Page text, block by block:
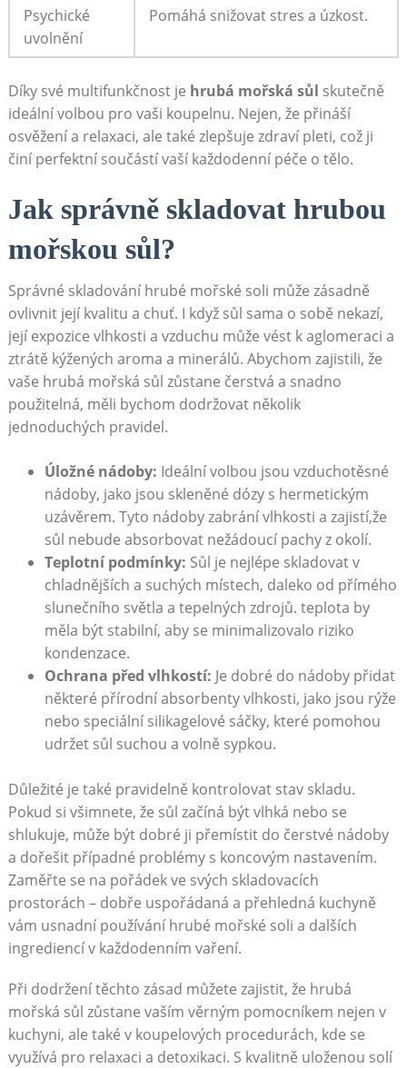
Psychické
uvolnění
Pomáhá snižovat stres a‌ úzkost.
Díky své ⁢multifunkčnost je hrubá ‌mořská sůl skutečně
ideální volbou pro vaši koupelnu. Nejen, že přináší
osvěžení‌ a relaxaci, ale také zlepšuje zdraví pleti, což ji
činí perfektní​ součástí vaší každodenní ‌péče o tělo.
Jak správně skladovat ‌hrubou
mořskou sůl?
Správné skladování hrubé mořské‌ soli může⁤ zásadně
ovlivnit její kvalitu a chuť. I když sůl sama o sobě nekazí,
její expozice vlhkosti a vzduchu‍ může vést ‌k aglomeraci a
ztrátě kýžených aroma a minerálů. Abychom zajistili, že
vaše hrubá mořská sůl zůstane čerstvá a snadno
použitelná, měli bychom dodržovat několik
jednoduchých pravidel.
Úložné nádoby: ⁢Ideální volbou jsou vzduchotěsné
nádoby, jako jsou skleněné dózy s hermetickým
uzávěrem. Tyto nádoby zabrání vlhkosti a zajistí,že
sůl nebude absorbovat nežádoucí pachy z okolí.
Teplotní podmínky: Sůl je nejlépe skladovat⁣ v
chladnějších a suchých místech, daleko ​od přímého
slunečního světla a ⁤tepelných zdrojů. teplota by
měla být stabilní, aby se minimalizovalo⁤ riziko
kondenzace.
Ochrana ⁢před vlhkostí: ⁣Je dobré do nádoby přidat
některé přírodní absorbenty vlhkosti, jako jsou rýže
nebo speciální silikagelové sáčky, které pomohou
udržet sůl‍ suchou a volně sypkou.
Důležité je také pravidelně kontrolovat stav skladu.
Pokud si​ všimnete,⁣ že sůl začíná být vlhká nebo⁢ se
shlukuje, může být dobré ji přemístit do čerstvé nádoby
a dořešit případné problémy s koncovým nastavením.
Zaměřte se na pořádek ve svých skladovacích
prostorách – dobře uspořádaná a přehledná kuchyně
vám usnadní používání hrubé mořské soli⁤ a dalších
ingrediencí v každodenním vaření.
Při dodržení těchto zásad můžete zajistit, že hrubá
mořská sůl zůstane vaším věrným pomocníkem nejen v
kuchyni, ale také v koupelových procedurách, kde se
využívá pro relaxaci a detoxikaci. S kvalitně uloženou solí